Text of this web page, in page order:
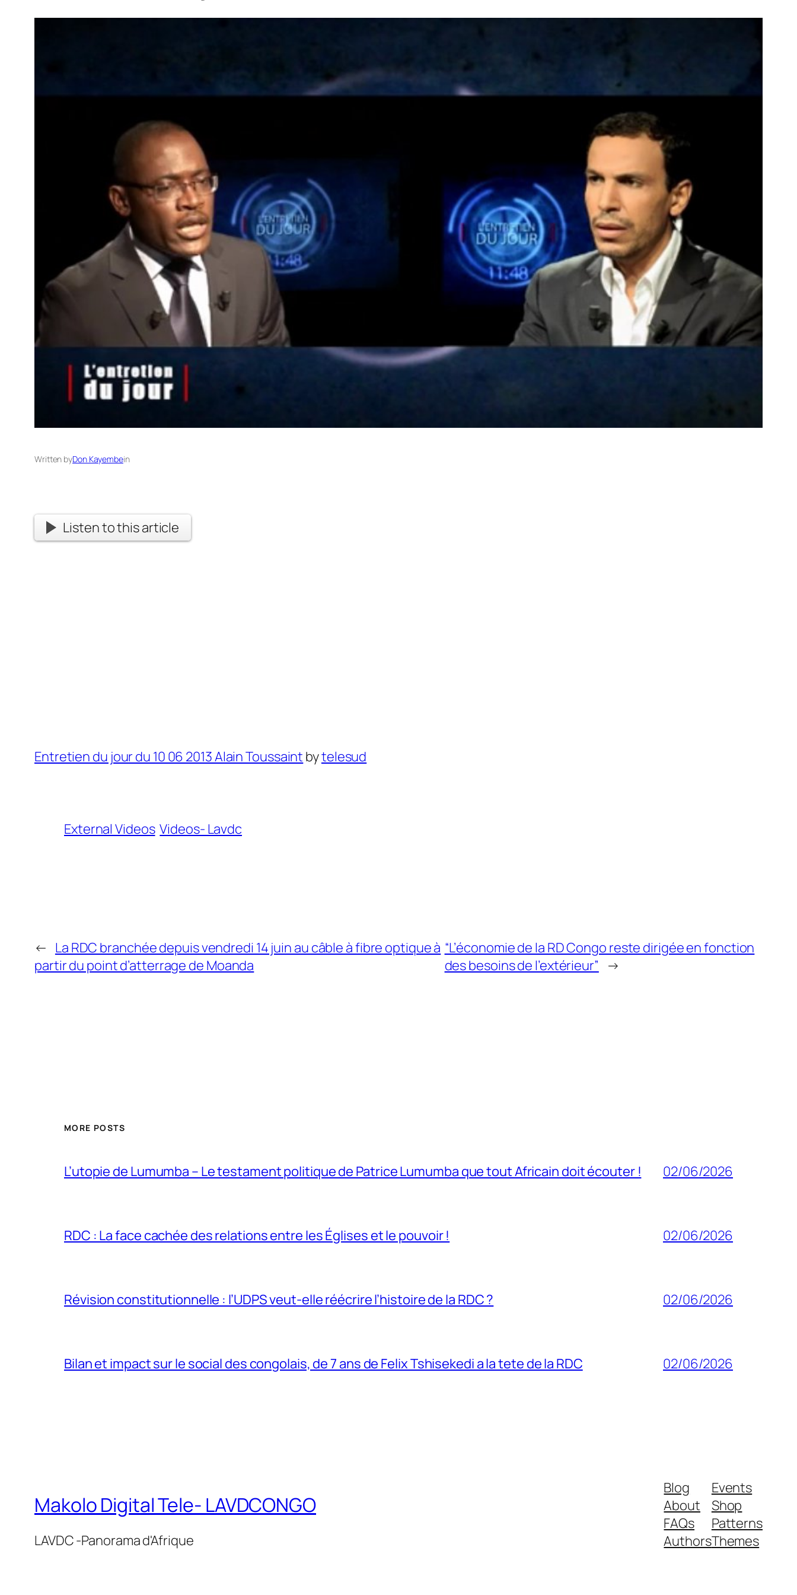
Written byDon Kayembein
Listen to this article
Entretien du jour du 10 06 2013 Alain Toussaint bytelesud
External Videos Videos- Lavdc
← La RDC branchée depuis vendredi 14 juin au câble à fibre optique à
partir du point d’atterrage de Moanda
“L’économie de la RD Congo reste dirigée en fonction
des besoins de l’extérieur” →
MORE POSTS
L’utopie de Lumumba – Le testament politique de Patrice Lumumba que tout Africain doit écouter ! 02/06/2026
RDC : La face cachée des relations entre les Églises et le pouvoir ! 02/06/2026
Révision constitutionnelle : l’UDPS veut-elle réécrire l’histoire de la RDC ? 02/06/2026
Bilan et impact sur le social des congolais, de 7 ans de Felix Tshisekedi a la tete de la RDC 02/06/2026
Makolo Digital Tele- LAVDCONGO
LAVDC -Panorama d'Afrique
Blog
About
FAQs
Authors
Events
Shop
Patterns
Themes